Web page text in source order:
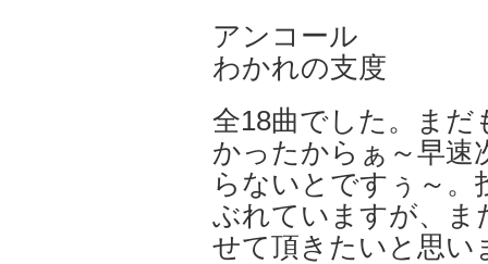
アンコール
わかれの支度
全18曲でした。ま
かったからぁ～早速
らないとですぅ～。
ぶれていますが、ま
せて頂きたいと思